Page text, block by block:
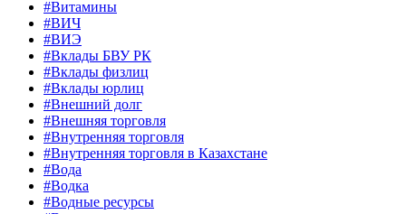
#Витамины
#ВИЧ
#ВИЭ
#Вклады БВУ РК
#Вклады физлиц
#Вклады юрлиц
#Внешний долг
#Внешняя торговля
#Внутренняя торговля
#Внутренняя торговля в Казахстане
#Вода
#Водка
#Водные ресурсы